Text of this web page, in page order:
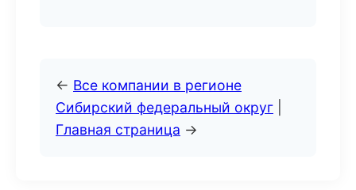
← Все компании в регионе
Сибирский федеральный округ
Главная страница →